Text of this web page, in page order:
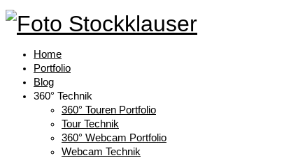
Home
Portfolio
Blog
360° Technik
360° Touren Portfolio
Tour Technik
360° Webcam Portfolio
Webcam Technik